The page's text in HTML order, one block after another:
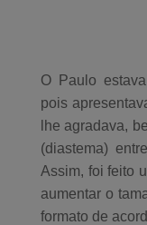
O Paulo
pois
lhe agradava,
(diastema)
Assim, foi feito
aumentar o
formato de